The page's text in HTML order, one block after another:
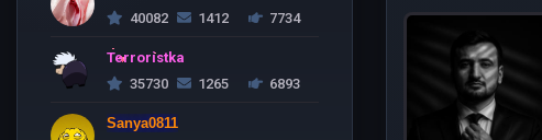
40082
1412 7734
Terroristka
35730
1265 6893
Sanya0811